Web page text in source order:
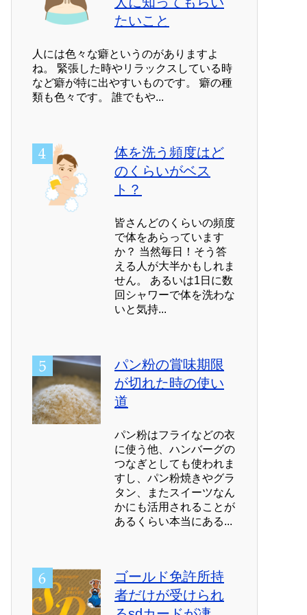
たいこと
人には色々な癖というのがありますよ
ね。 緊張した時やリラックスしている時
など癖が特に出やすいものです。 癖の種
類も色々です。 誰でもや...
体を洗う頻度はど
のくらいがベス
ト？
皆さんどのくらいの頻度
で体をあらっています
か？ 当然毎日！そう答
える人が大半かもしれま
せん。 あるいは1日に数
回シャワーで体を洗わな
いと気持...
パン粉の賞味期限
が切れた時の使い
道
パン粉はフライなどの衣
に使う他、ハンバーグの
つなぎとしても使われま
すし、パン粉焼きやグラ
タン、またスイーツなん
かにも活用されることが
あるくらい本当にある...
ゴールド免許所持
者だけが受けられ